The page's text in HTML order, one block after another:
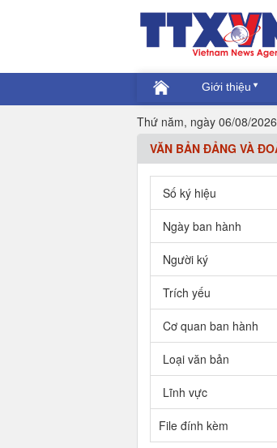
Giới thiệu
Thứ năm, ngày 06/08/2026
VĂN BẢN ĐẢNG VÀ
Số ký hiệu
Ngày ban hành
Người ký
Trích yếu
Cơ quan ban hành
Loại văn bản
Lĩnh vực
File đính kèm